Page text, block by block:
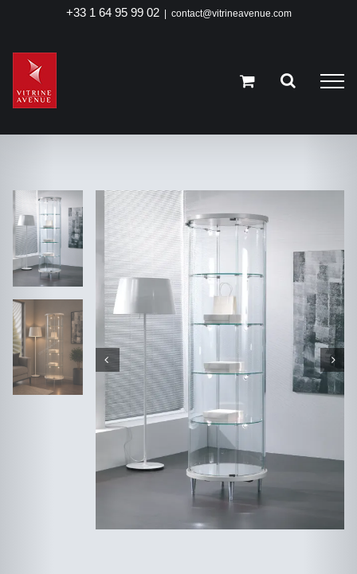
contenu
+33 1 64 95 99 02 contact@vitrineavenue.com